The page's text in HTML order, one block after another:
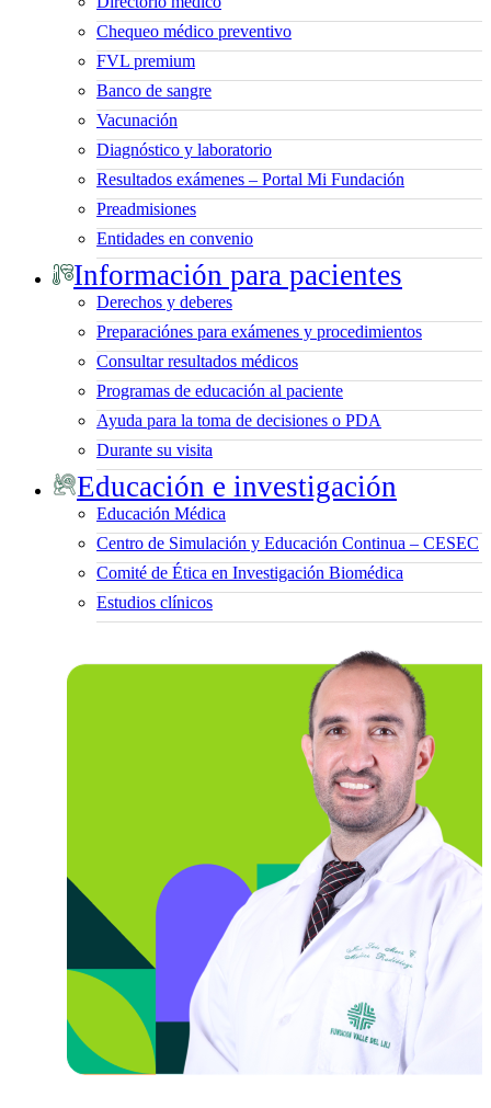
Chequeo médico preventivo
FVL premium
Banco de sangre
Vacunación
Diagnóstico y laboratorio
Resultados exámenes – Portal Mi Fundación
Preadmisiones
Entidades en convenio
Información para pacientes
Derechos y deberes
Preparaciónes para exámenes y procedimientos
Consultar resultados médicos
Programas de educación al paciente
Ayuda para la toma de decisiones o PDA
Durante su visita
Educación e investigación
Educación Médica
Centro de Simulación y Educación Continua – CESEC
Comité de Ética en Investigación Biomédica
Estudios clínicos